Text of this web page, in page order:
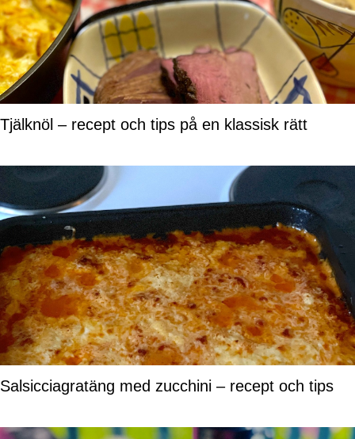
Tjälknöl – recept och tips på en klassisk rätt
Salsicciagratäng med zucchini – recept och tips